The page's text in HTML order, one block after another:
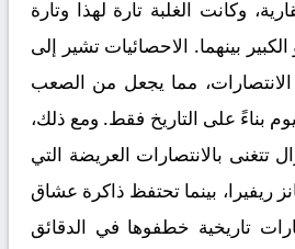
وكانت الغلبة تارة لهذا وتارة
بينهما. الاحصائيات تشير إلى
مما يجعل من الصعب
بناءً على التاريخ فقط. ومع ذلك،
تتغنى بالانتصارات العريضة التي
ريفيرا، بينما تحتفظ ذاكرة عشاق
تاريخية خطفوها في الدقائق